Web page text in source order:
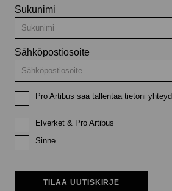
Sukunimi
Sähköpostiosoite
Pro Artibus saa tallentaa tietoni
Elverket & Pro Artibus
Sinne
TILAA UUTISKIRJE